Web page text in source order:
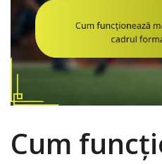
Cum